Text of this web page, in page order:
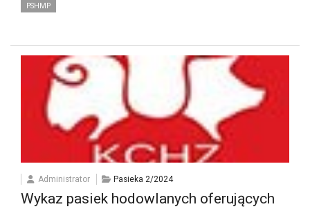
PSHMP
Administrator Pasieka 2/2024
Wykaz pasiek hodowlanych oferujących